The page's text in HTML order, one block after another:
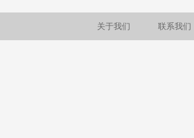
关于我们 联系我们